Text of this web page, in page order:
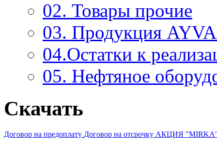
02. Товары прочие
03. Продукция
04.Остатки к
05. Нефтяное
Скачать
Договор на предоплату Договор на отсрочку АКЦИЯ